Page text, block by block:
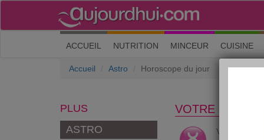
ACCUEIL (current)
NUTRITION MINCEUR CUISINE
Accueil Astro Horoscope du jour
PLUS
ASTRO
VOTRE
Vous êtes